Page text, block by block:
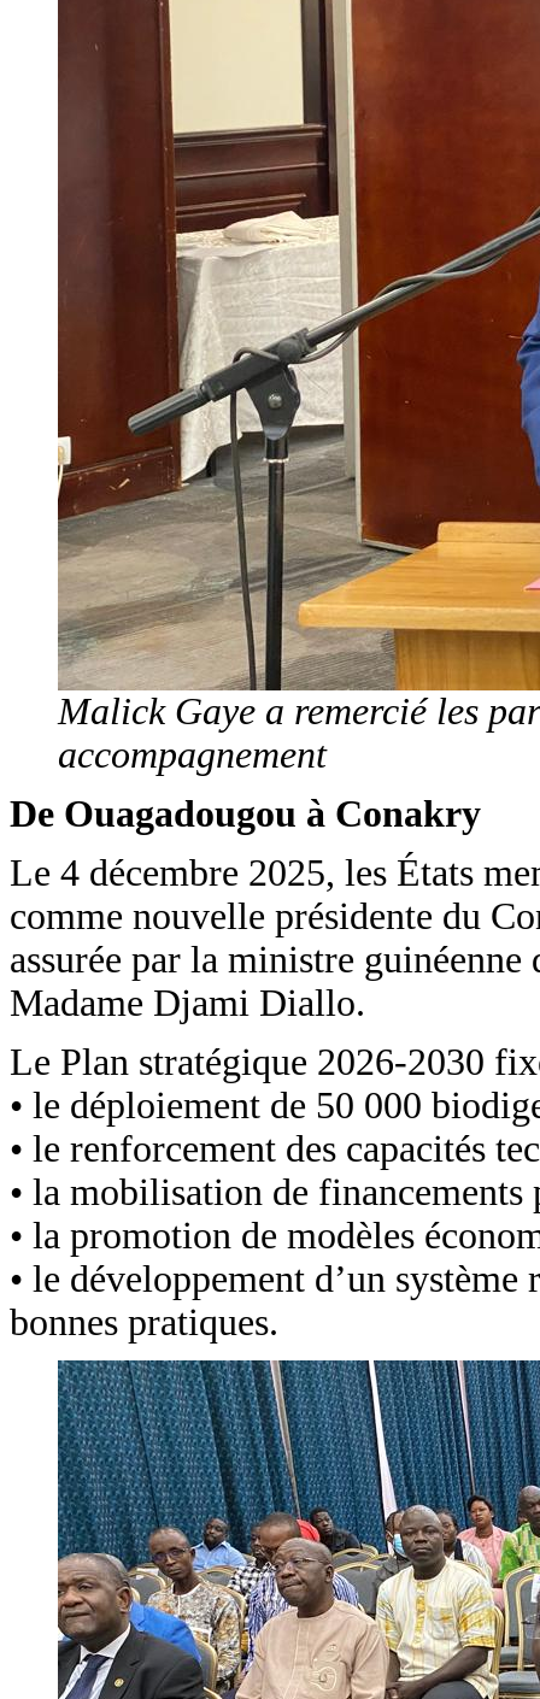
Malick Gaye a remercié les
accompagnement
De Ouagadougou à Conakry
Le 4 décembre 2025, les États
comme nouvelle présidente du
assurée par la ministre
Madame Djami Diallo.
Le Plan stratégique 2026-2030
• le déploiement de 50 000
• le renforcement des capacités
• la mobilisation de
• la promotion de modèles
• le développement d’un
bonnes pratiques.